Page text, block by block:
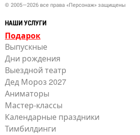
© 2005—2026 все права «Персонаж» защищены
НАШИ УСЛУГИ
Подарок
Выпускные
Дни рождения
Выездной театр
Дед Мороз 2027
Аниматоры
Мастер-классы
Календарные праздники
Тимбилдинги